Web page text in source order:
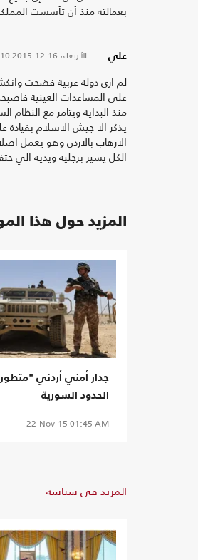
بعمالته منذ أن تأسست
علي الأربعاء، 16-12-2015
لم ارى دولة عربية فضحت
على المساعدات العينية
منذ البداية ويتامر مع
يذكر الا جيش الاسلام
الارهاب بالاردن وهو يعمل
الكل يسير برجليه ويديه الي
المزيد حول هذا
جدار أمني أردني
الحدود السورية
22-Nov-15 01:45 AM
المزيد في سياسة